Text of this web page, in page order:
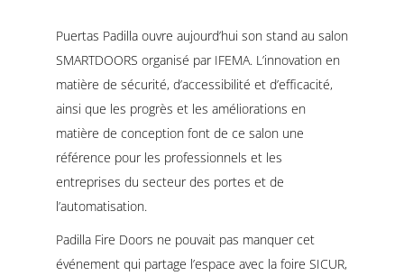
Puertas Padilla ouvre aujourd’hui son stand au salon
SMARTDOORS organisé par IFEMA. L’innovation en
matière de sécurité, d’accessibilité et d’efficacité,
ainsi que les progrès et les améliorations en
matière de conception font de ce salon une
référence pour les professionnels et les
entreprises du secteur des portes et de
l’automatisation.
Padilla Fire Doors ne pouvait pas manquer cet
événement qui partage l’espace avec la foire SICUR,